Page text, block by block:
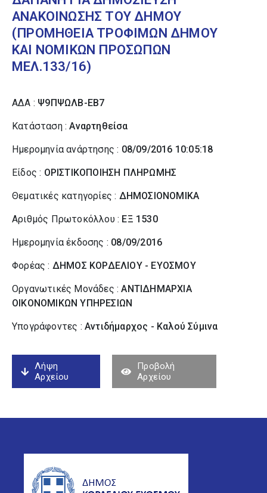
ΑΝΑΚΟΙΝΩΣΗΣ ΤΟΥ ΔΗΜΟΥ
(ΠΡΟΜΗΘΕΙΑ ΤΡΟΦΙΜΩΝ ΔΗΜΟΥ
ΚΑΙ ΝΟΜΙΚΩΝ ΠΡΟΣΩΠΩΝ
ΜΕΛ.133/16)
ΑΔΑ : Ψ9ΠΨΩΛΒ-ΕΒ7
Κατάσταση :Αναρτηθείσα
Ημερομηνία ανάρτησης : 08/09/2016 10:05:18
Είδος : ΟΡΙΣΤΙΚΟΠΟΙΗΣΗ ΠΛΗΡΩΜΗΣ
Θεματικές κατηγορίες : ΔΗΜΟΣΙΟΝΟΜΙΚΑ
Αριθμός Πρωτοκόλλου : ΕΞ 1530
Ημερομηνία έκδοσης : 08/09/2016
Φορέας : ΔΗΜΟΣ ΚΟΡΔΕΛΙΟΥ - ΕΥΟΣΜΟΥ
Οργανωτικές Μονάδες :ΑΝΤΙΔΗΜΑΡΧΙΑ
ΟΙΚΟΝΟΜΙΚΩΝ ΥΠΗΡΕΣΙΩΝ
Υπογράφοντες : Αντιδήμαρχος - Καλού Σύµινα
Λήψη
Αρχείου
Προβολή
Αρχείου